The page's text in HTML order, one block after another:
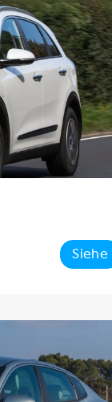
Siehe